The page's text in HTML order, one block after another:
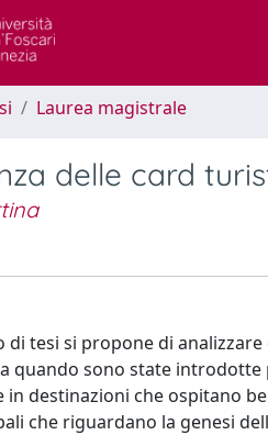
Laurea magistrale
delle card
di tesi si propone di
quando sono state
in destinazioni che ospitano
che riguardano la genesi